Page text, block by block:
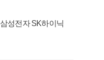
성전자 SK하이닉